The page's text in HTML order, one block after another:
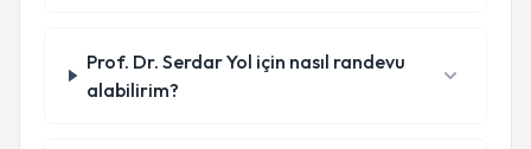
Prof. Dr. Serdar Yol için nasıl randevu
alabilirim?